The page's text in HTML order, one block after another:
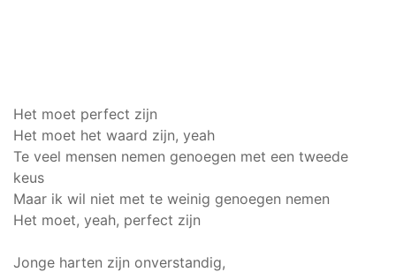
Het moet perfect zijn
Het moet het waard zijn, yeah
Te veel mensen nemen genoegen met een tweede
keus
Maar ik wil niet met te weinig genoegen nemen
Het moet, yeah, perfect zijn
Jonge harten zijn onverstandig,